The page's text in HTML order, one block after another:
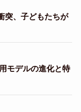
突、子どもたちが
モデルの進化と特